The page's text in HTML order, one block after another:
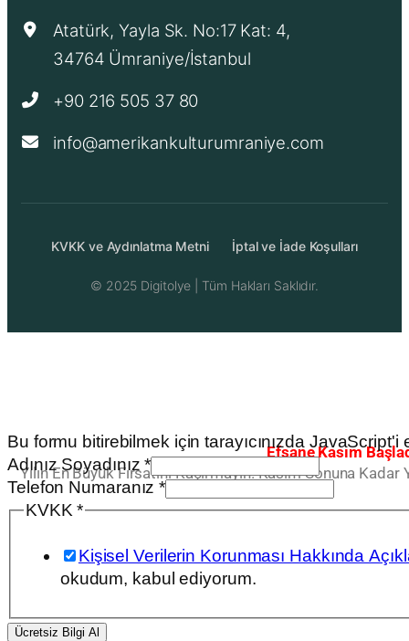
Atatürk, Yayla Sk. No:17 Kat: 4,
34764 Ümraniye/İstanbul
+90 216 505 37 80
info@amerikankulturumraniye.com
KVKK ve Aydınlatma Metni İptal ve İade Koşulları
© 2025 Digitolye | Tüm Hakları Saklıdır.
Efsane Kasım
Yılın En Büyük Fırsatını Kaçırmayın. Kasım Sonuna
Bu formu bitirebilmek için tarayıcınızda JavaScript'i
Adınız Soyadınız*
Telefon Numaranız*
Soyadınız
Adınız
KVKK*
Kişisel Verilerin Korunması Hakkında
okudum, kabul ediyorum.
Ücretsiz Bilgi Al